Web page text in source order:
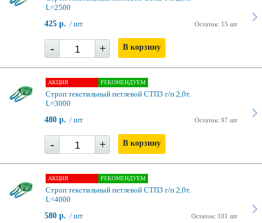
L=2500
Остаток: 15 шт
425 р. / шт
- + В корзину
АКЦИЯ РЕКОМЕНДУЕМ
Строп текстильный петлевой СТП3 г/п 2,0т.
L=3000
Остаток: 97 шт
480 р. / шт
- + В корзину
АКЦИЯ РЕКОМЕНДУЕМ
Строп текстильный петлевой СТП3 г/п 2,0т.
L=4000
Остаток: 101 шт
580 р. / шт